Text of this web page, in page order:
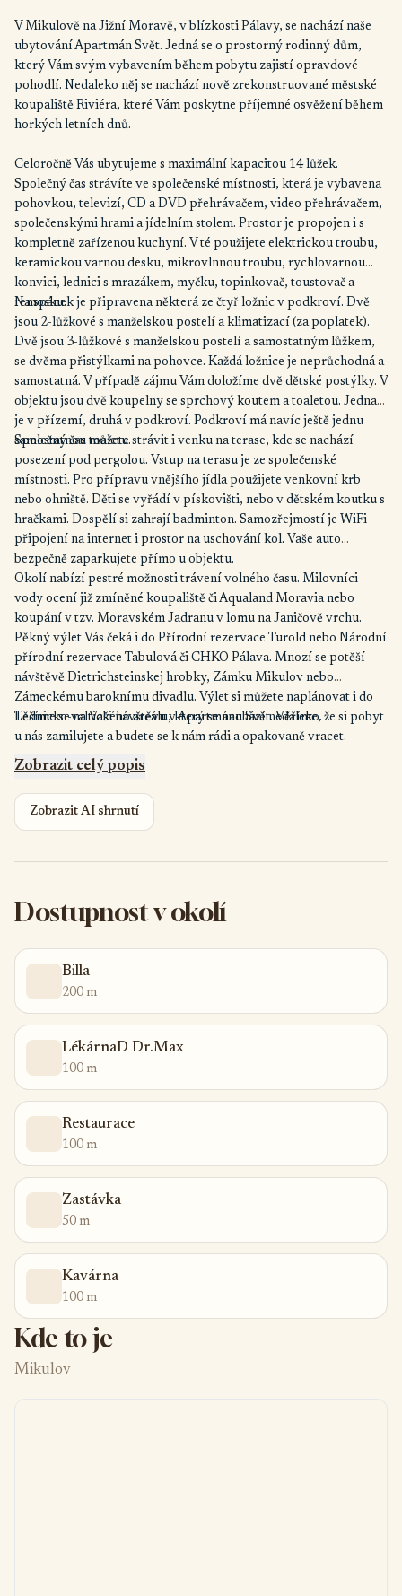
V Mikulově na Jižní Moravě, v blízkosti Pálavy, se nachází naše
ubytování Apartmán Svět. Jedná se o prostorný rodinný dům,
který Vám svým vybavením během pobytu zajistí opravdové
pohodlí. Nedaleko něj se nachází nově zrekonstruované městské
koupaliště Riviéra, které Vám poskytne příjemné osvěžení během
horkých letních dnů.
Celoročně Vás ubytujeme s maximální kapacitou 14 lůžek.
Společný čas strávíte ve společenské místnosti, která je vybavena
pohovkou, televizí, CD a DVD přehrávačem, video přehrávačem,
společenskými hrami a jídelním stolem. Prostor je propojen i s
kompletně zařízenou kuchyní. V té použijete elektrickou troubu,
keramickou varnou desku, mikrovlnnou troubu, rychlovarnou
konvici, lednici s mrazákem, myčku, topinkovač, toustovač a
remosku.
Na spánek je připravena některá ze čtyř ložnic v podkroví. Dvě
jsou 2-lůžkové s manželskou postelí a klimatizací (za poplatek).
Dvě jsou 3-lůžkové s manželskou postelí a samostatným lůžkem,
se dvěma přistýlkami na pohovce. Každá ložnice je neprůchodná a
samostatná. V případě zájmu Vám doložíme dvě dětské postýlky. V
objektu jsou dvě koupelny se sprchový koutem a toaletou. Jedna
je v přízemí, druhá v podkroví. Podkroví má navíc ještě jednu
samostatnou toaletu.
Společný čas můžete strávit i venku na terase, kde se nachází
posezení pod pergolou. Vstup na terasu je ze společenské
místnosti. Pro přípravu vnějšího jídla použijete venkovní krb
nebo ohniště. Děti se vyřádí v pískovišti, nebo v dětském koutku s
hračkami. Dospělí si zahrají badminton. Samozřejmostí je WiFi
připojení na internet i prostor na uschování kol. Vaše auto
bezpečně zaparkujete přímo u objektu.
Okolí nabízí pestré možnosti trávení volného času. Milovníci
vody ocení již zmíněné koupaliště či Aqualand Moravia nebo
koupání v tzv. Moravském Jadranu v lomu na Janičově vrchu.
Pěkný výlet Vás čeká i do Přírodní rezervace Turold nebo Národní
přírodní rezervace Tabulová či CHKO Pálava. Mnozí se potěší
návštěvě Dietrichsteinskej hrobky, Zámku Mikulov nebo
Zámeckému baroknímu divadlu. Výlet si můžete naplánovat i do
Lednicko-valtického areálu, který se nachází nedaleko.
Těšíme se na Vaši návštěvu v Apartmánu Svět. Věříme, že si pobyt
u nás zamilujete a budete se k nám rádi a opakovaně vracet.
Zobrazit celý popis
Zobrazit AI shrnutí
Dostupnost v okolí
Billa
200 m
LékárnaD Dr.Max
100 m
Restaurace
100 m
Zastávka
50 m
Kavárna
100 m
Kde to je
Mikulov